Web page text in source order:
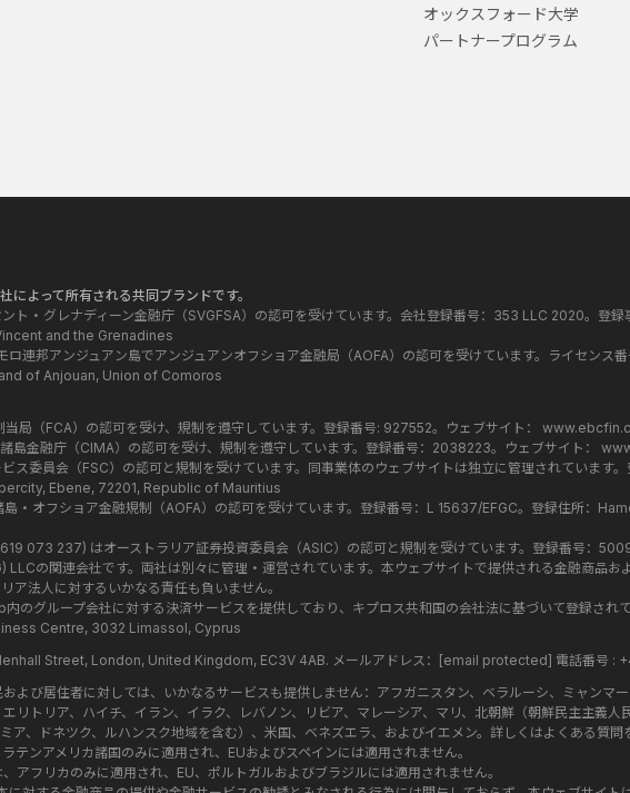
オックスフォード大学
パートナープログラム
よって所有される共同ブランドです。
ト・グレナディーン金融庁（SVGFSA）の認可を受けています。会社登録番号：353 LLC 2020。登
and the Grenadines
連邦アンジュアン島でアンジュアンオフショア金融局（AOFA）の認可を受けています。ライセンス
of Anjouan, Union of Comoros
局（FCA）の認可を受け、規制を遵守しています。登録番号: 927552。ウェブサイト：
金融庁（CIMA）の認可を受け、規制を遵守しています。登録番号：2038223。ウェブサイト：
ス委員会（FSC）の認可と規制を受けています。同事業体のウェブサイトは独立に管理されています
Ebene, 72201, Republic of Mauritius
・オフショア金融規制（AOFA）の認可を受けています。登録番号：L 15637/EFGC。登録住所：
073 237) はオーストラリア証券投資委員会（ASIC）の認可と規制を受けています。登録番号：
の関連会社です。両社は別々に管理・運営されています。本ウェブサイトで提供される金融商品お
ア法人に対するいかなる責任も負いません。
のグループ会社に対する決済サービスを提供しており、キプロス共和国の会社法に基づいて登録され
Centre, 3032 Limassol, Cyprus
Street, London, United Kingdom, EC3V 4AB. メールアドレス： [email protected] 電話番号 :
よび居住者に対しては、いかなるサービスも提供しません：アフガニスタン、ベラルーシ、ミャンマ
リトリア、ハイチ、イラン、イラク、レバノン、リビア、マレーシア、マリ、北朝鮮（朝鮮民主主義人
ア、ドネツク、ルハンスク地域を含む）、米国、ベネズエラ、およびイエメン。詳しくはよくある質問
テンアメリカ諸国のみに適用され、EUおよびスペインには適用されません。
アフリカのみに適用され、EU、ポルトガルおよびブラジルには適用されません。